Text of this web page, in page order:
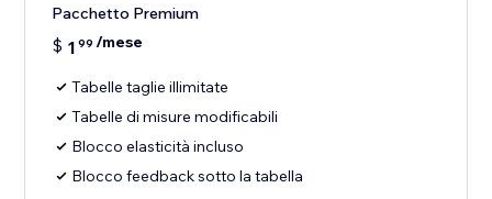
Pacchetto Premium
$ 1 99 /mese
Tabelle taglie illimitate
Tabelle di misure modificabili
Blocco elasticità incluso
Blocco feedback sotto la tabella